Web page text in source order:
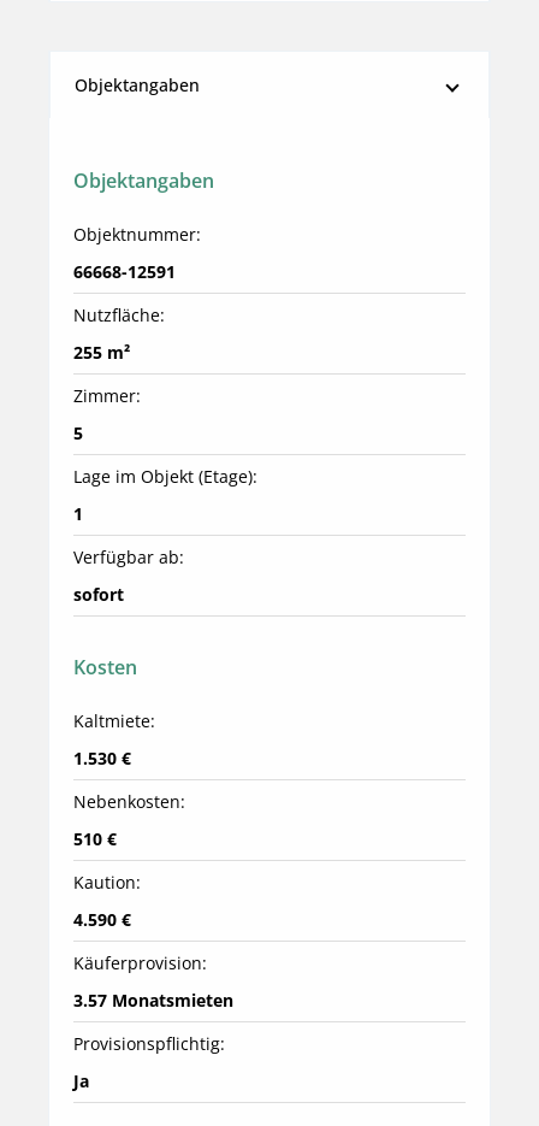
Objektangaben
Objektangaben
Objektnummer:
66668-12591
Nutzfläche:
255 m²
Zimmer:
5
Lage im Objekt (Etage):
1
Verfügbar ab:
sofort
Kosten
Kaltmiete:
1.530 €
Nebenkosten:
510 €
Kaution:
4.590 €
Käuferprovision:
3.57 Monatsmieten
Provisionspflichtig:
Ja